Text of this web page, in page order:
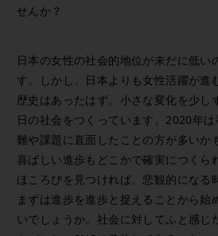
せんか？
日本の女性の社会的地位が未だに低い
す。しかし、日本よりも女性活躍が進
歴史はあったはず。小さな変化を少し
日の社会をつくっています。2020年
難や課題に直面したことの方が多いか
喜ばしい進歩もどこかで確実につくら
ほころびを見つければ、悲観的になる
まずは進歩を進歩と捉えることから始
いでしょうか。社会に対してふと感じ